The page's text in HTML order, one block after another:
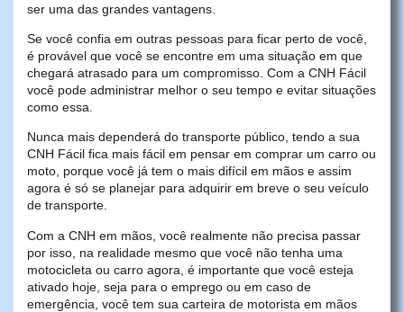
ser uma das grandes vantagens.
Se você confia em outras pessoas para ficar perto de você,
é provável que você se encontre em uma situação em que
chegará atrasado para um compromisso. Com a CNH Fácil
você pode administrar melhor o seu tempo e evitar situações
como essa.
Nunca mais dependerá do transporte público, tendo a sua
CNH Fácil fica mais fácil em pensar em comprar um carro ou
moto, porque você já tem o mais difícil em mãos e assim
agora é só se planejar para adquirir em breve o seu veículo
de transporte.
Com a CNH em mãos, você realmente não precisa passar
por isso, na realidade mesmo que você não tenha uma
motocicleta ou carro agora, é importante que você esteja
ativado hoje, seja para o emprego ou em caso de
emergência, você tem sua carteira de motorista em mãos